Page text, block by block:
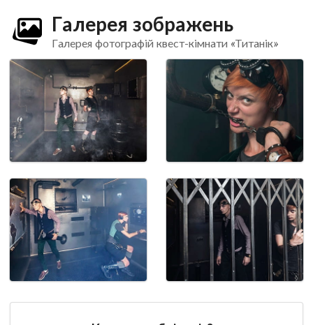
Галерея зображень
Галерея фотографій квест-кімнати «Титанік»